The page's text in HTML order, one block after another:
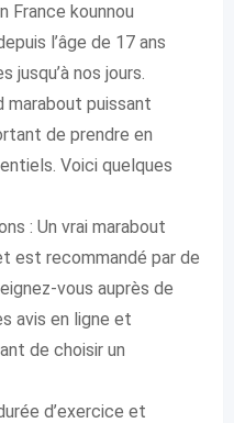
France kounnou
l’âge de 17 ans
jusqu’à nos jours.
marabout puissant
de prendre en
Voici quelques
: Un vrai marabout
est recommandé par de
vous auprès de
avis en ligne et
de choisir un
d’exercice et